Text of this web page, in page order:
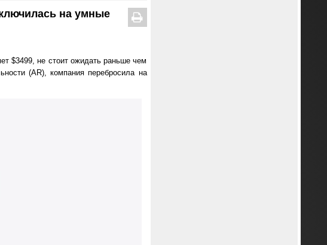
на умные
$3499, не стоит ожидать раньше чем
(AR), компания перебросила на